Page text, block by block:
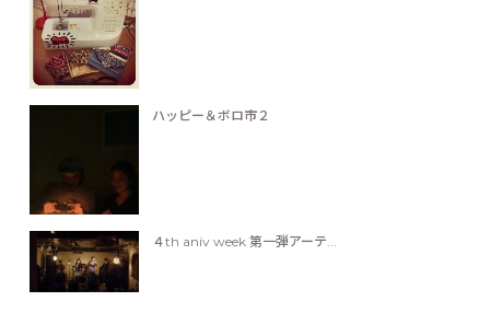
ハッピー＆ボロ市２
４th aniv week 第一弾アーテ...